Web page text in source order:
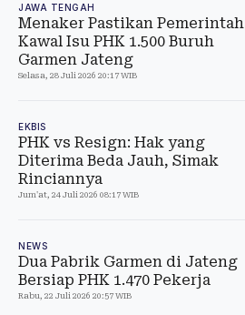
JAWA TENGAH
Menaker Pastikan Pemerintah
Kawal Isu PHK 1.500 Buruh
Garmen Jateng
Selasa, 28 Juli 2026 20:17 WIB
EKBIS
PHK vs Resign: Hak yang
Diterima Beda Jauh, Simak
Rinciannya
Jum'at, 24 Juli 2026 08:17 WIB
NEWS
Dua Pabrik Garmen di Jateng
Bersiap PHK 1.470 Pekerja
Rabu, 22 Juli 2026 20:57 WIB